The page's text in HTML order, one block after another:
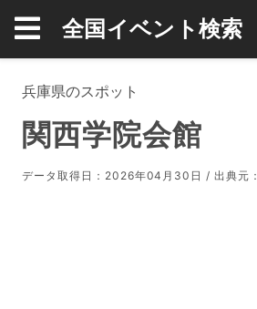
全国イベント検索
兵庫県のスポット
関西学院会館
データ取得日：2026年04月30日 / 出典元：